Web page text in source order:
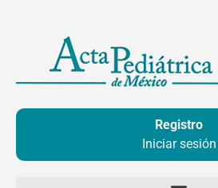
contenido
Registro
Iniciar sesión